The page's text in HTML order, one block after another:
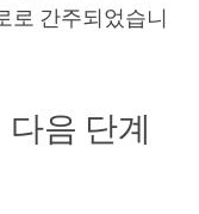
로 간주되었습니
음 단계